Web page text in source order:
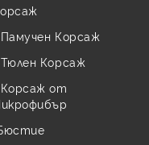
Памучен Корсаж
Тюлен Корсаж
Корсаж от